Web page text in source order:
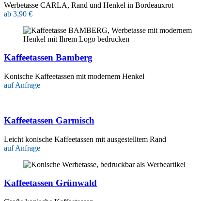
Werbetasse CARLA, Rand und Henkel in Bordeauxrot
ab 3,90 €
Kaffeetassen Bamberg
Konische Kaffeetassen mit modernem Henkel
auf Anfrage
Kaffeetassen Garmisch
Leicht konische Kaffeetassen mit ausgestelltem Rand
auf Anfrage
Kaffeetassen Grünwald